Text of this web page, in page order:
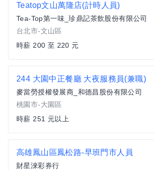
Teatop文山萬隆店(計時人員)
Tea-Top第一味_珍鼎記茶飲股份有限公司
台北市-文山區
時薪 200 至 220 元
244 大園中正餐廳 大夜服務員(兼職)
麥當勞授權發展商_和德昌股份有限公司
桃園市-大園區
時薪 251 元以上
高雄鳳山區鳳松路-早班門市人員
財星淶彩券行